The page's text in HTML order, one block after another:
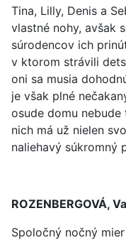
Tina, Lilly, Denis a
vlastné nohy, avšak
súrodencov ich
v ktorom strávili
oni sa musia
je však plné
osude domu
nich má už nielen
naliehavý súkromný
ROZENBERGOVÁ,
Spoločný nočný